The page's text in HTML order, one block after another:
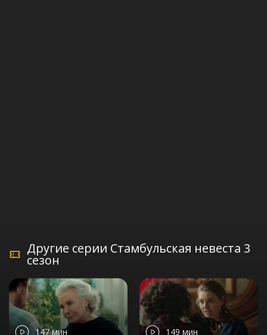
Другие серии Стамбульская невеста 3
сезон
147 мин 149 мин